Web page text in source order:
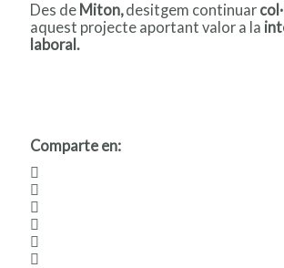
Des de Miton,desitgem continuar
aquest projecte aportant valor a la
laboral.
Comparte en: